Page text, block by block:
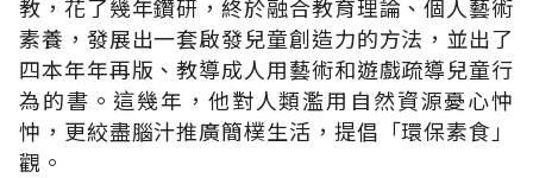
教，花了幾年鑽研，終於融合教育理論、個人藝術
素養，發展出一套啟發兒童創造力的方法，並出了
四本年年再版、教導成人用藝術和遊戲疏導兒童行
為的書。這幾年，他對人類濫用自然資源憂心忡
忡，更絞盡腦汁推廣簡樸生活，提倡「環保素食」
觀。